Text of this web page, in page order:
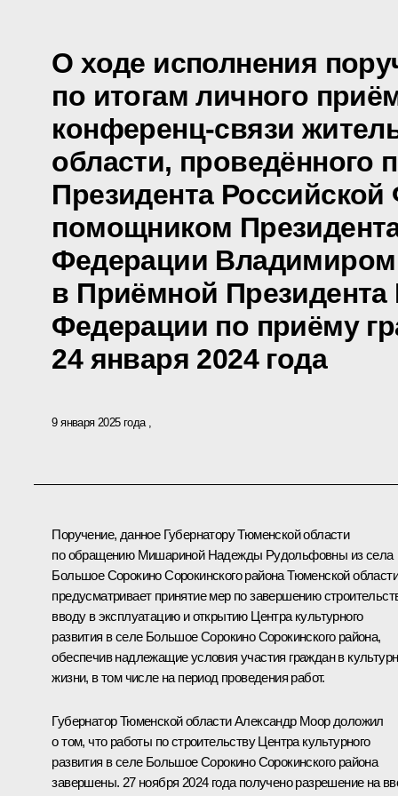
О ходе исполнения
по итогам личного
конференц-связи
области, проведённого
Президента
помощником
Федерации
в Приёмной Президента
Федерации по приёму
24 января 2024 года
9 января 2025 года
Поручение, данное Губернатору Тюменской области
по обращению Мишариной Надежды Рудольфовны из села
Большое Сорокино Сорокинского района Тюменской
предусматривает принятие мер по завершению
вводу в эксплуатацию и открытию Центра культурного
развития в селе Большое Сорокино Сорокинского района,
обеспечив надлежащие условия участия граждан в
жизни, в том числе на период проведения работ.
Губернатор Тюменской области Александр Моор доложил
о том, что работы по строительству Центра культурного
развития в селе Большое Сорокино Сорокинского района
завершены. 27 ноября 2024 года получено разрешение на